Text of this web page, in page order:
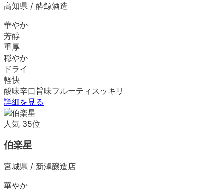
高知県 / 酔鯨酒造
華やか
芳醇
重厚
穏やか
ドライ
軽快
酸味辛口 旨味フルーティ スッキリ
詳細を見る
人気 35位
伯楽星
宮城県 / 新澤醸造店
華やか